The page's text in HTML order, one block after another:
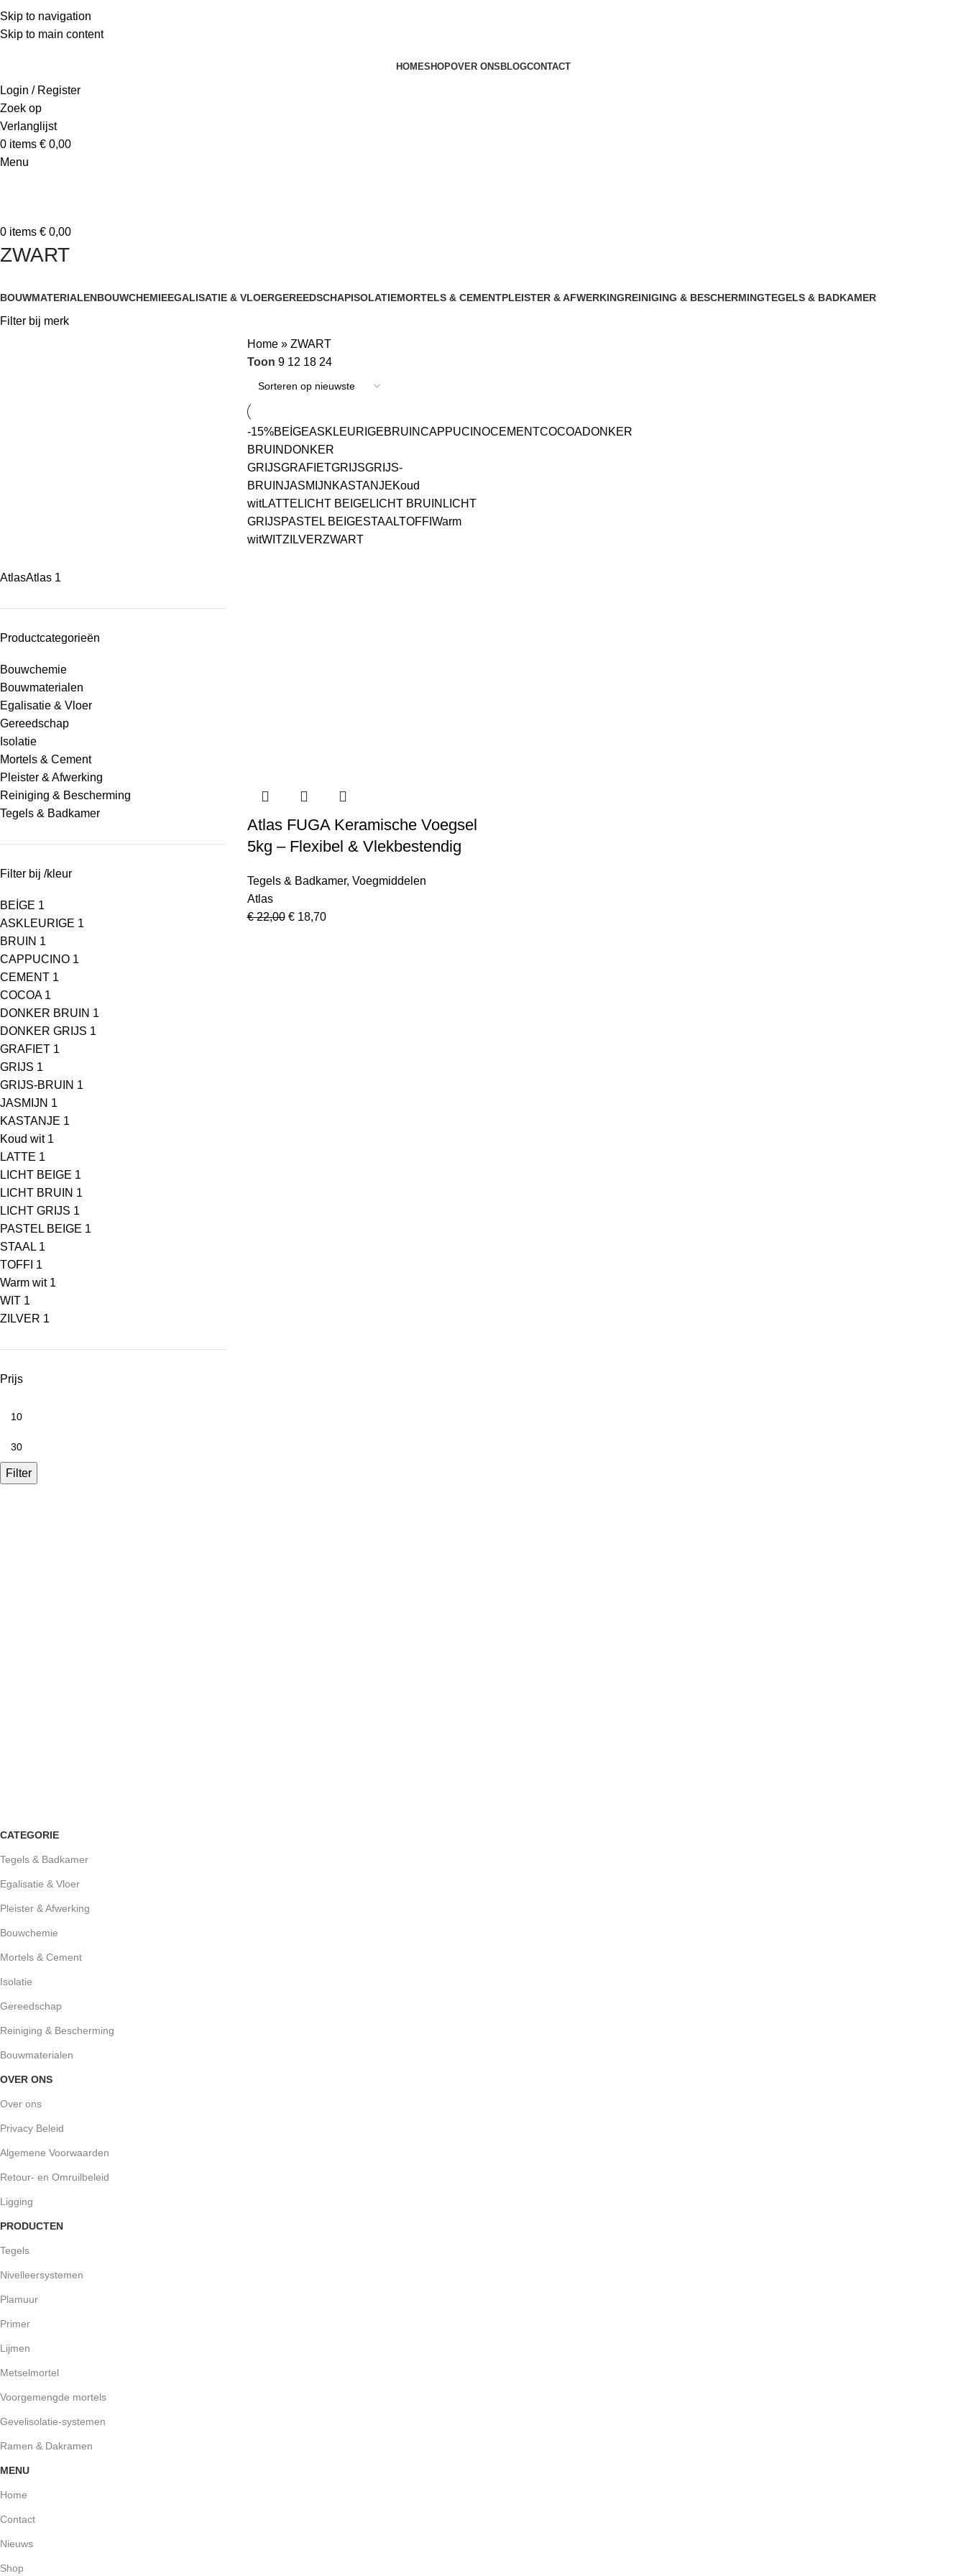
Skip to navigation
Skip to main content
HOMESHOPOVER ONS BLOGCONTACT
Login / Register
Zoek op
Verlanglijst
0 items € 0,00
Menu
0 items € 0,00
ZWART
BOUWMATERIALENBOUWCHEMIEEGALISATIE & VLOERGEREEDSCHAPISOLATIEMORTELS & CEMENTPLEISTER & AFWERKINGREINIGING & BESCHERMINGTEGELS & BADKAMER
Filter bij merk
AtlasAtlas 1
Productcategorieën
Bouwchemie
Bouwmaterialen
Egalisatie & Vloer
Gereedschap
Isolatie
Mortels & Cement
Pleister & Afwerking
Reiniging & Bescherming
Tegels & Badkamer
Filter bij /kleur
BEİGE 1
ASKLEURIGE 1
BRUIN 1
CAPPUCINO 1
CEMENT 1
COCOA 1
DONKER BRUIN 1
DONKER GRIJS 1
GRAFIET 1
GRIJS 1
GRIJS-BRUIN 1
JASMIJN 1
KASTANJE 1
Koud wit 1
LATTE 1
LICHT BEIGE 1
LICHT BRUIN 1
LICHT GRIJS 1
PASTEL BEIGE 1
STAAL 1
TOFFI 1
Warm wit 1
WIT 1
ZILVER 1
Prijs
Filter
Home» ZWART
Toon 9 12 18 24
-15%BEİGEASKLEURIGEBRUINCAPPUCINOCEMENTCOCOADONKER
BRUIN DONKER
GRIJSGRAFIETGRIJSGRIJS-
BRUINJASMIJN KASTANJEKoud
witLATTE LICHT BEIGE LICHT BRUIN LICHT
GRIJSPASTEL BEIGESTAALTOFFI Warm
witWITZILVERZWART
Atlas FUGA Keramische Voegsel
5kg – Flexibel & Vlekbestendig
Tegels & Badkamer, Voegmiddelen
Atlas
€22,00 €18,70
CATEGORIE
Tegels & Badkamer
Egalisatie & Vloer
Pleister & Afwerking
Bouwchemie
Mortels & Cement
Isolatie
Gereedschap
Reiniging & Bescherming
Bouwmaterialen
OVER ONS
Over ons
Privacy Beleid
Algemene Voorwaarden
Retour- en Omruilbeleid
Ligging
PRODUCTEN
Tegels
Nivelleersystemen
Plamuur
Primer
Lijmen
Metselmortel
Voorgemengde mortels
Gevelisolatie-systemen
Ramen & Dakramen
MENU
Home
Contact
Nieuws
Shop